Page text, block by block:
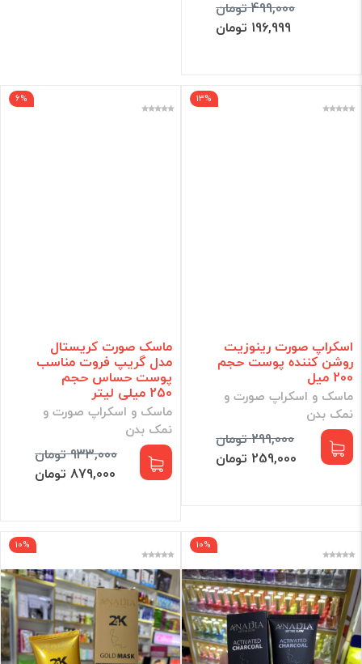
499,000 تومان
196,999 تومان
13%
اسکراپ صورت رینوزیت
روشن کننده پوست حجم
200 میل
ماسک و اسکراپ صورت و
نمک بدن
299,000 تومان
259,000 تومان
6%
ماسک صورت کریستال
مدل گریپ فروت مناسب
پوست حساس حجم
250 میلی لیتر
ماسک و اسکراپ صورت و
نمک بدن
933,000 تومان
879,000 تومان
10%
10%